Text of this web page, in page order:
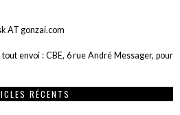
AT gonzai.com
envoi : CBE, 6 rue André Messager, pour
RÉCENTS